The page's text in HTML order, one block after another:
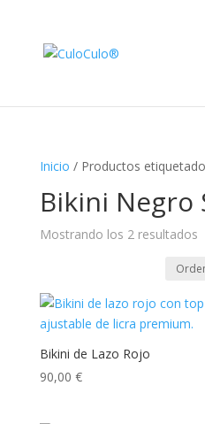
Inicio / Productos
Bikini Negro
Mostrando los 2 resultados
Bikini de Lazo Rojo
90,00 €